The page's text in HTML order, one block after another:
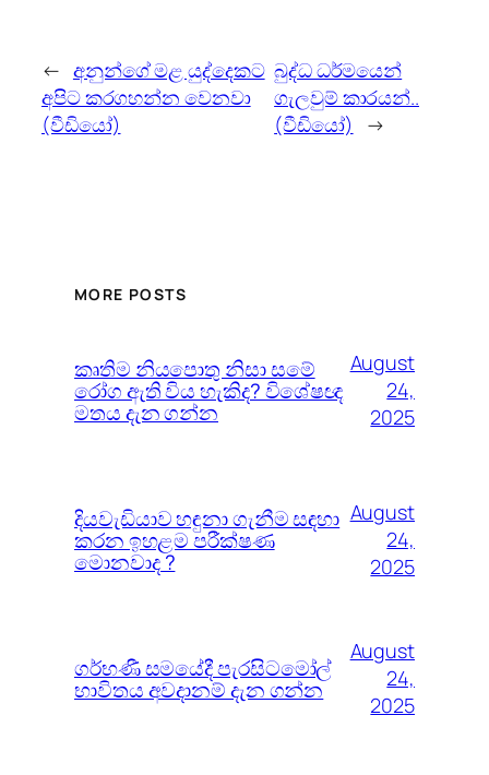
← අනුන්ගේ මළ යුද්දෙකට
අපිට කරගහන්න වෙනවා
(වීඩියෝ)
බුද්ධ ධර්මයෙන්
ගැලවුම් කාරයන්..
(වීඩියෝ)
→
MORE POSTS
කෘතිම නියපොතු නිසා සමේ
රෝග ඇති විය හැකිද? විශේෂඥ
මතය දැන ගන්න
August
24,
2025
දියවැඩියාව හඳුනා ගැනීම සඳහා
කරන ඉහළම පරීක්ෂණ
මොනවාද ?
August
24,
2025
ගර්භණී සමයේදී පැරසිටමෝල්
භාවිතය අවදානම් දැන ගන්න
August
24,
2025